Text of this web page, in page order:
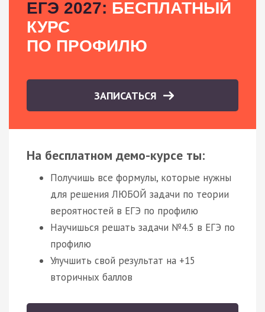
ЕГЭ 2027: БЕСПЛАТНЫЙ
КУРС
ПО ПРОФИЛЮ
ЗАПИСАТЬСЯ
На бесплатном демо-курсе ты:
Получишь все формулы, которые нужны
для решения ЛЮБОЙ задачи по теории
вероятностей в ЕГЭ по профилю
Научишься решать задачи №4.5 в ЕГЭ по
профилю
Улучшить свой результат на +15
вторичных баллов